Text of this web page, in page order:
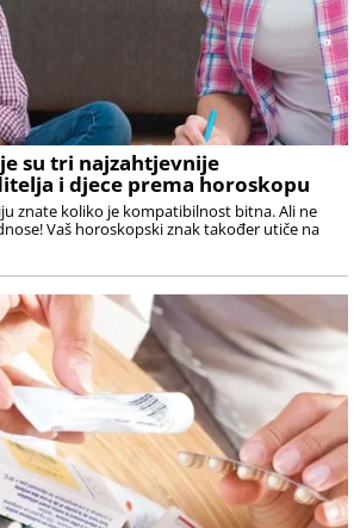
su tri najzahtjevnije
i djece prema horoskopu
znate koliko je kompatibilnost bitna. Ali ne
Vaš horoskopski znak također utiče na